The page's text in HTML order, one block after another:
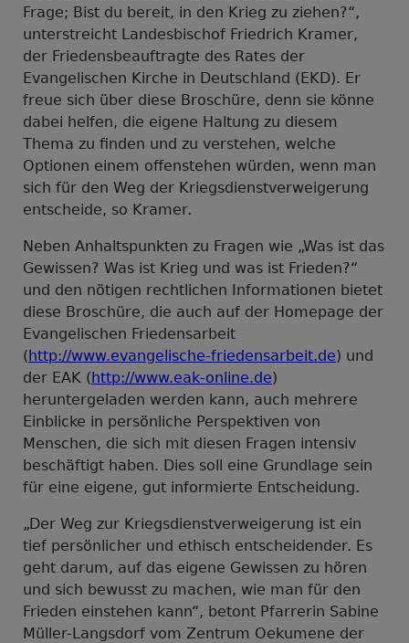
Frage; Bist du bereit, in den Krieg zu ziehen?“,
unterstreicht Landesbischof Friedrich Kramer,
der Friedensbeauftragte des Rates der
Evangelischen Kirche in Deutschland (EKD). Er
freue sich über diese Broschüre, denn sie könne
dabei helfen, die eigene Haltung zu diesem
Thema zu finden und zu verstehen, welche
Optionen einem offenstehen würden, wenn man
sich für den Weg der Kriegsdienstverweigerung
entscheide, so Kramer.
Neben Anhaltspunkten zu Fragen wie „Was ist das
Gewissen? Was ist Krieg und was ist Frieden?“
und den nötigen rechtlichen Informationen bietet
diese Broschüre, die auch auf der Homepage der
Evangelischen Friedensarbeit
(http://www.evangelische-friedensarbeit.de) und
der EAK (http://www.eak-online.de)
heruntergeladen werden kann, auch mehrere
Einblicke in persönliche Perspektiven von
Menschen, die sich mit diesen Fragen intensiv
beschäftigt haben. Dies soll eine Grundlage sein
für eine eigene, gut informierte Entscheidung.
„Der Weg zur Kriegsdienstverweigerung ist ein
tief persönlicher und ethisch entscheidender. Es
geht darum, auf das eigene Gewissen zu hören
und sich bewusst zu machen, wie man für den
Frieden einstehen kann“, betont Pfarrerin Sabine
Müller-Langsdorf vom Zentrum Oekumene der